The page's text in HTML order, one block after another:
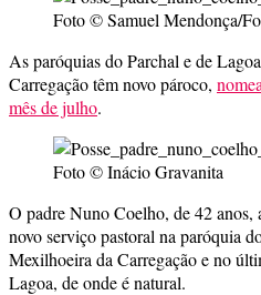
Foto © Samuel Mendonça/
As paróquias do Parchal e de
Carregação têm novo pároco,
mês de julho.
Foto © Inácio Gravanita
O padre Nuno Coelho, de 42 anos,
novo serviço pastoral na paróquia
Mexilhoeira da Carregação e no
Lagoa, de onde é natural.